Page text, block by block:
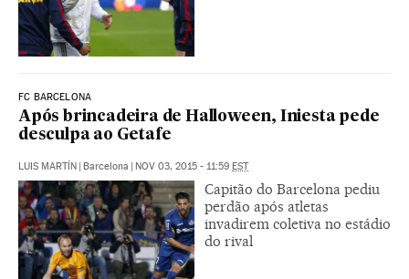
FC BARCELONA
Após brincadeira de Halloween, Iniesta pede
desculpa ao Getafe
LUIS MARTÍN | Barcelona | NOV 03, 2015 - 11:59 EST
Capitão do Barcelona pediu
perdão após atletas
invadirem coletiva no estádio
do rival